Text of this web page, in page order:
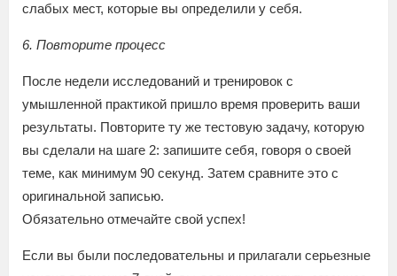
слабых мест, которые вы определили у себя.
6. Повторите процесс
После недели исследований и тренировок с
умышленной практикой пришло время проверить ваши
результаты. Повторите ту же тестовую задачу, которую
вы сделали на шаге 2: запишите себя, говоря о своей
теме, как минимум 90 секунд. Затем сравните это с
оригинальной записью.
Обязательно отмечайте свой успех!
Если вы были последовательны и прилагали серьезные